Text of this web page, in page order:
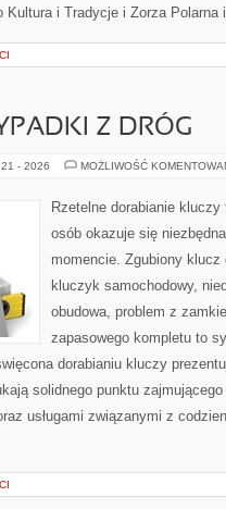
Kultura i Tradycje i Zorza
Z DRÓG
- 2026 MOŻLIWOŚĆ
Rzetelne dorabianie
osób okazuje się
momencie. Zgubiony
kluczyk samochodowy,
obudowa, problem z
zapasowego kompletu to
dorabianiu kluczy
solidnego punktu
usługami związanymi z